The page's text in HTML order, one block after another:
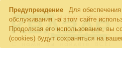
Предупреждение
Для
обслуживания на этом сайте
Продолжая его использование, вы
(cookies) будут сохраняться на